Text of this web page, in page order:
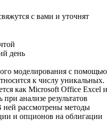
с вами и уточнят
день
моделирования с помощью
к числу уникальных.
как Microsoft Office Excel и
анализе результатов
ней рассмотрены методы
и опционов на облигации